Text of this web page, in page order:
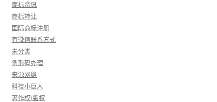
商标资讯
商标转让
国际商标注册
有微信联系方式
未分类
条形码办理
来源网络
科技小巨人
著作权\版权